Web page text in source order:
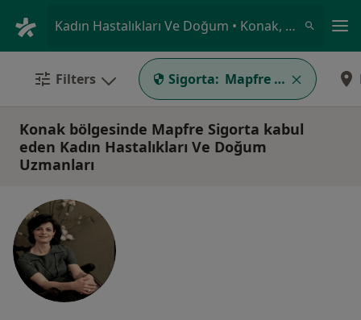
Kadın Hastalıkları Ve Doğum • Konak, İzmir
Filters Sigorta: Mapfre Sigorta
Konak bölgesinde Mapfre Sigorta kabul
eden Kadın Hastalıkları Ve Doğum
Uzmanları